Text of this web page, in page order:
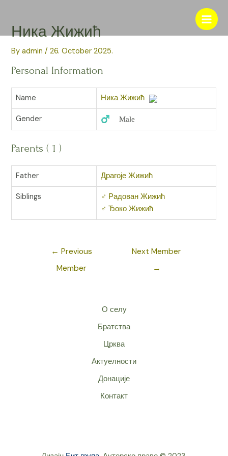
content
Main
Ника Жижић
Byadmin/26. October 2025.
Personal Information
Name Ника Жижић
Gender ♂️ Male
Parents ( 1 )
Father Драгоје Жижић
Siblings ♂️ Радован Жижић
♂️ Ђоко Жижић
← Previous
Member
Next Member
→
О селу
Братства
Црква
Актуелности
Донације
Контакт